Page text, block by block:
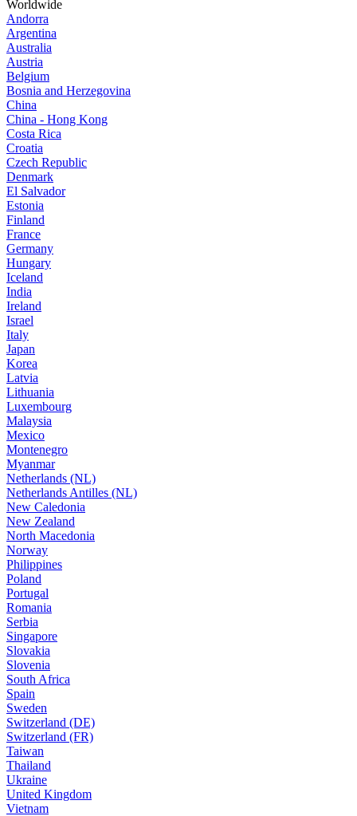
Worldwide
Andorra
Argentina
Australia
Austria
Belgium
Bosnia and Herzegovina
China
China - Hong Kong
Costa Rica
Croatia
Czech Republic
Denmark
El Salvador
Estonia
Finland
France
Germany
Hungary
Iceland
India
Ireland
Israel
Italy
Japan
Korea
Latvia
Lithuania
Luxembourg
Malaysia
Mexico
Montenegro
Myanmar
Netherlands (NL)
Netherlands Antilles (NL)
New Caledonia
New Zealand
North Macedonia
Norway
Philippines
Poland
Portugal
Romania
Serbia
Singapore
Slovakia
Slovenia
South Africa
Spain
Sweden
Switzerland (DE)
Switzerland (FR)
Taiwan
Thailand
Ukraine
United Kingdom
Vietnam